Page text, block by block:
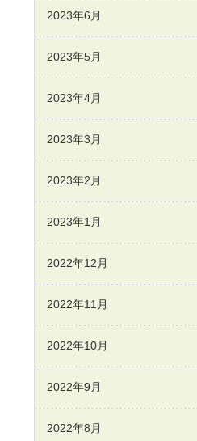
2023年6月
2023年5月
2023年4月
2023年3月
2023年2月
2023年1月
2022年12月
2022年11月
2022年10月
2022年9月
2022年8月